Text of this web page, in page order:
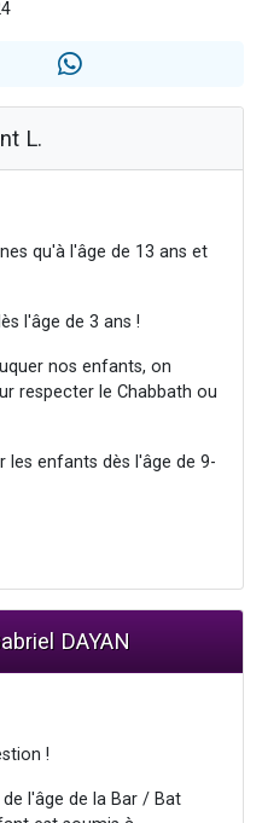
son Maasser
de faire un don pour Tsédaka : pauvres d'Israel
L.
qu'à l'âge de 13 ans et
l'âge de 3 ans !
nos enfants, on
respecter le Chabbath ou
les enfants dès l'âge de 9-
DAYAN
!
l'âge de la Bar / Bat